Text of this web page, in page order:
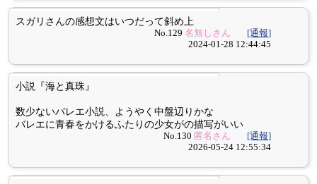
スガリさんの感想文はいつだって斜め上
No.129名無しさん
[通報]
2024-01-28 12:44:45
小説『海と真珠』
数少ないバレエ小説、ようやく中盤辺りかな
バレエに青春をかけるふたりの少女がの描写がいい
No.130 匿名さん
[通報]
2026-05-24 12:55:34